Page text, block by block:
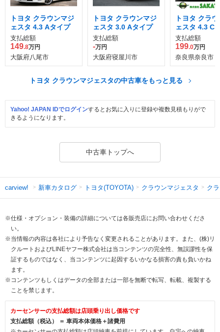
トヨタ クラウンマジ
ェスタ 4.3 Aタイプ
支払総額
149.8万円
大阪府八尾市
トヨタ クラウンマジ
ェスタ 3.0 Aタイプ
支払総額
-万円
大阪府寝屋川市
トヨタ クラ
ェスタ 4.3 C
パッケージ
支払総額
199.0万円
奈良県奈良市
トヨタ クラウンマジェスタの中古車をもっと見る
Yahoo! JAPAN IDでログインするとお気に入りに登録や複数見積もりがで
きるようになります。
中古車トップへ
carview! 新車カタログ トヨタ(TOYOTA) クラウンマジェスタ ク
※仕様・オプション・装備の詳細については各販売店にお問い合わせくださ
い。
※当情報の内容は各社により予告なく変更されることがあります。また、(株)リ
クルートおよびLINEヤフー株式会社は当コンテンツの完全性、無誤謬性を保
証するものではなく、当コンテンツに起因するいかなる損害の責も負いかね
ます。
※コンテンツもしくはデータの全部または一部を無断で転写、転載、複製する
ことを禁じます。
カーセンサーの支払総額は店頭乗り出し価格です
支払総額（税込） ＝ 車両本体価格＋諸費用